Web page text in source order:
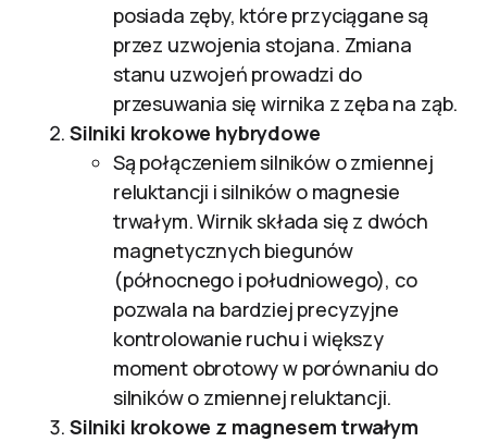
posiada zęby, które przyciągane są
przez uzwojenia stojana. Zmiana
stanu uzwojeń prowadzi do
przesuwania się wirnika z zęba na ząb.
Silniki krokowe hybrydowe
Są połączeniem silników o zmiennej
reluktancji i silników o magnesie
trwałym. Wirnik składa się z dwóch
magnetycznych biegunów
(północnego i południowego), co
pozwala na bardziej precyzyjne
kontrolowanie ruchu i większy
moment obrotowy w porównaniu do
silników o zmiennej reluktancji.
Silniki krokowe z magnesem trwałym